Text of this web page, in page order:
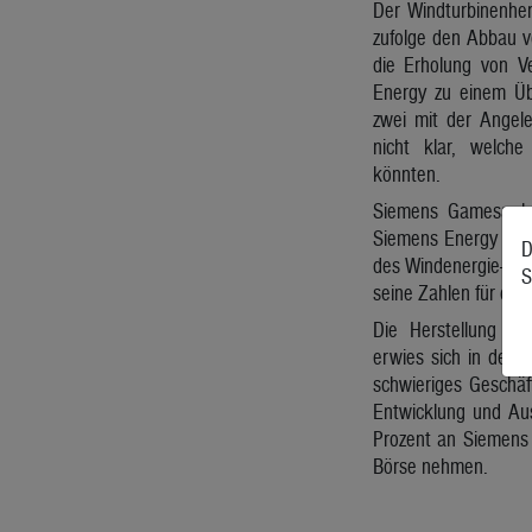
Der
zufolge den Abbau
die Erholung von
Energy zu einem
zwei mit der
nicht klar,
könnten.
Siemens Gamesa
Siemens Energy
des Windenergie-
seine Zahlen für
Die Herstellung
erwies sich in den
schwieriges
Entwicklung und
Prozent an
Börse nehmen.